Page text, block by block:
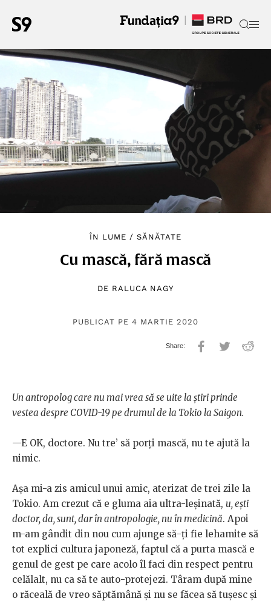
ÎN LUME /SĂNĂTATE
Cu mască, fără mască
DE RALUCA NAGY
PUBLICAT PE 4 MARTIE 2020
Un antropolog care nu mai vrea să se uite la știri prinde
vestea despre COVID-19 pe drumul de la Tokio la Saigon.
—E OK, doctore. Nu tre’ să porți mască, nu te ajută la
nimic.
Aşa mi-a zis amicul unui amic, aterizat de trei zile la
Tokio. Am crezut că e gluma aia ultra-leşinată, u, eşti
doctor, da, sunt, dar în antropologie, nu în medicină. Apoi
m-am gândit din nou cum ajunge să-ți fie lehamite să
tot explici cultura japoneză, faptul că a purta mască e
genul de gest pe care acolo îl faci din respect pentru
celălalt, nu ca să te auto-protejezi. Târam după mine
o răceală de vreo săptămână şi nu se făcea să tuşesc şi